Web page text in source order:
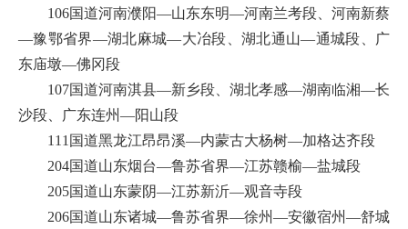
106国道河南濮阳—山东东明—河南兰考段、河南新蔡
—豫鄂省界—湖北麻城—大冶段、湖北通山—通城段、广
东庙墩—佛冈段
107国道河南淇县—新乡段、湖北孝感—湖南临湘—长
沙段、广东连州—阳山段
111国道黑龙江昂昂溪—内蒙古大杨树—加格达齐段
204国道山东烟台—鲁苏省界—江苏赣榆—盐城段
205国道山东蒙阴—江苏新沂—观音寺段
206国道山东诸城—鲁苏省界—徐州—安徽宿州—舒城